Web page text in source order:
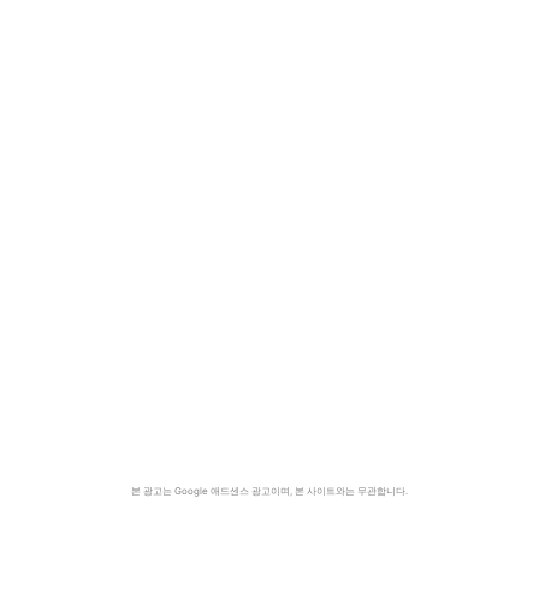
본 광고는 Google 애드센스 광고이며, 본 사이트와는 무관합니다.